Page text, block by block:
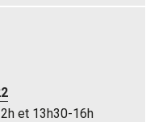
et 13h30-16h